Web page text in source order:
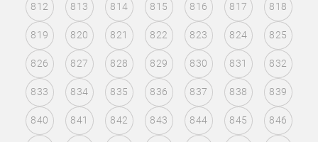
812 813 814 815 816 817 818
819 820 821 822 823 824 825
826 827 828 829 830 831 832
833 834 835 836 837 838 839
840 841 842 843 844 845 846